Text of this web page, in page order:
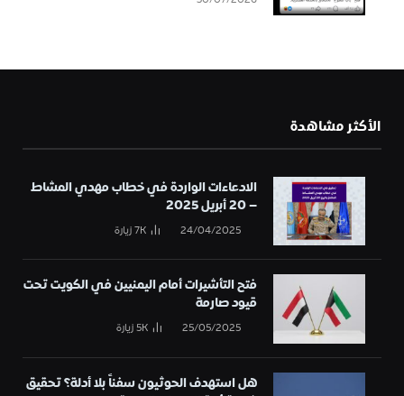
الأكثر مشاهدة
الادعاءات الواردة في خطاب مهدي المشاط
– 20 أبريل 2025
24/04/2025
7Kزيارة
فتح التأشيرات أمام اليمنيين في الكويت تحت
قيود صارمة
25/05/2025
5Kزيارة
هل استهدف الحوثيون سفناً بلا أدلة؟ تحقيق